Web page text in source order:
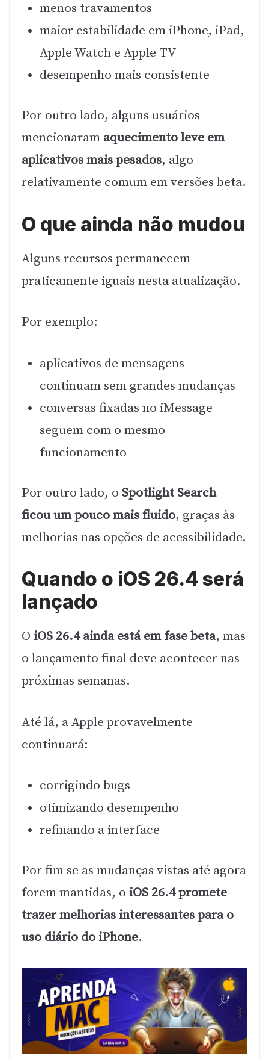
menos travamentos
maior estabilidade em iPhone, iPad,
Apple Watch e Apple TV
desempenho mais consistente
Por outro lado, alguns usuários
mencionaram aquecimento leve em
aplicativos mais pesados, algo
relativamente comum em versões beta.
O que ainda não mudou
Alguns recursos permanecem
praticamente iguais nesta atualização.
Por exemplo:
aplicativos de mensagens
continuam sem grandes mudanças
conversas fixadas no iMessage
seguem com o mesmo
funcionamento
Por outro lado, o Spotlight Search
ficou um pouco mais fluido, graças às
melhorias nas opções de acessibilidade.
Quando o iOS 26.4 será
lançado
O iOS 26.4 ainda está em fase beta, mas
o lançamento final deve acontecer nas
próximas semanas.
Até lá, a Apple provavelmente
continuará:
corrigindo bugs
otimizando desempenho
refinando a interface
Por fim se as mudanças vistas até agora
forem mantidas, o iOS 26.4 promete
trazer melhorias interessantes para o
uso diário do iPhone.